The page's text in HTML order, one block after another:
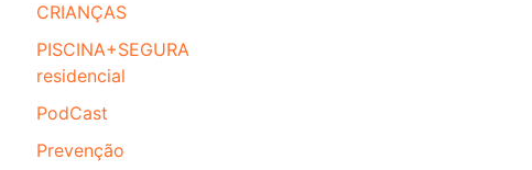
CRIANÇAS
PISCINA+SEGURA
residencial
PodCast
Prevenção